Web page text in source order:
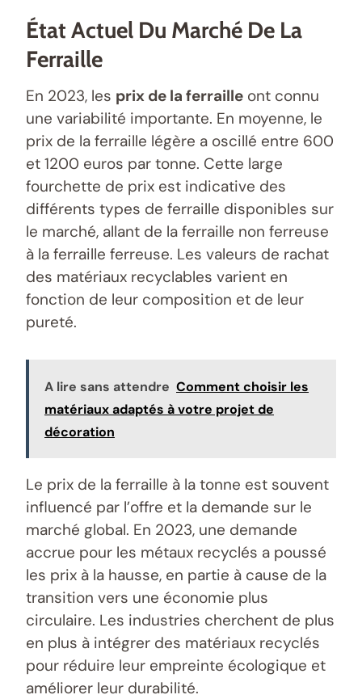
État Actuel Du Marché De La
Ferraille
En 2023, les prix de la ferraille ont connu
une variabilité importante. En moyenne, le
prix de la ferraille légère a oscillé entre 600
et 1200 euros par tonne. Cette large
fourchette de prix est indicative des
différents types de ferraille disponibles sur
le marché, allant de la ferraille non ferreuse
à la ferraille ferreuse. Les valeurs de rachat
des matériaux recyclables varient en
fonction de leur composition et de leur
pureté.
A lire sans attendre Comment choisir les
matériaux adaptés à votre projet de
décoration
Le prix de la ferraille à la tonne est souvent
influencé par l’offre et la demande sur le
marché global. En 2023, une demande
accrue pour les métaux recyclés a poussé
les prix à la hausse, en partie à cause de la
transition vers une économie plus
circulaire. Les industries cherchent de plus
en plus à intégrer des matériaux recyclés
pour réduire leur empreinte écologique et
améliorer leur durabilité.